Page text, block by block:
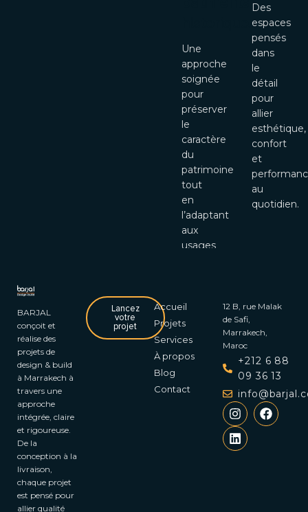
historiques
Une
approche
soignée
pour
préserver
le
caractère
du
patrimoine
tout
en
l’adaptant
aux
usages
Des
espaces
pensés
dans
le
détail
pour
allier
esthétique,
confort
et
au
quotidien.
BARJAL
conçoit et
réalise des
projets de
design & build
à Marrakech à
travers une
approche
intégrée, claire
et rigoureuse.
De la
conception à la
livraison,
chaque projet
est pensé pour
allier qualité
Lancez
votre
projet
Accueil
Projets
Services
À propos
Blog
Contact
12 B, rue Malak
de Safi,
Marrakech,
Maroc
+212 6 88
09 36 13